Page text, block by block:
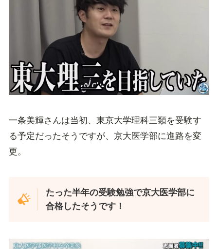
一条美輝さんは当初、東京大学理科三類を受験す
る予定だったそうですが、京大医学部に進路を変
更。
たった半年の受験勉強で京大医学部に
合格したそうです！